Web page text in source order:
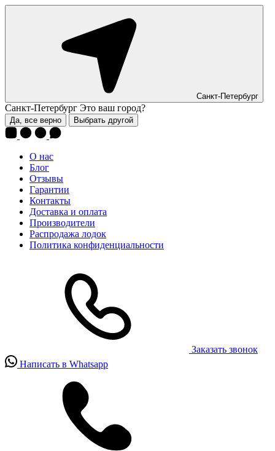
Санкт-Петербург
Санкт-Петербург Это ваш город?
Да, все верно Выбрать другой
О нас
Блог
Отзывы
Гарантии
Контакты
Доставка и оплата
Производители
Распродажа лодок
Политика конфиденциальности
Заказать звонок
Написать в Whatsapp